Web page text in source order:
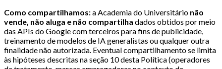
Como compartilhamos:a Academia do Universitário não
vende, não aluga e não compartilha dados obtidos por meio
das APIs do Google com terceiros para fins de publicidade,
treinamento de modelos de IA generalistas ou qualquer outra
finalidade não autorizada. Eventual compartilhamento se limita
às hipóteses descritas na seção 10 desta Política (operadores